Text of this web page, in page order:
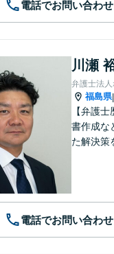
電話でお問い合わせ
川瀬
弁護士法
福島県|
【弁護
書作成な
た解決策
電話でお問い合わせ